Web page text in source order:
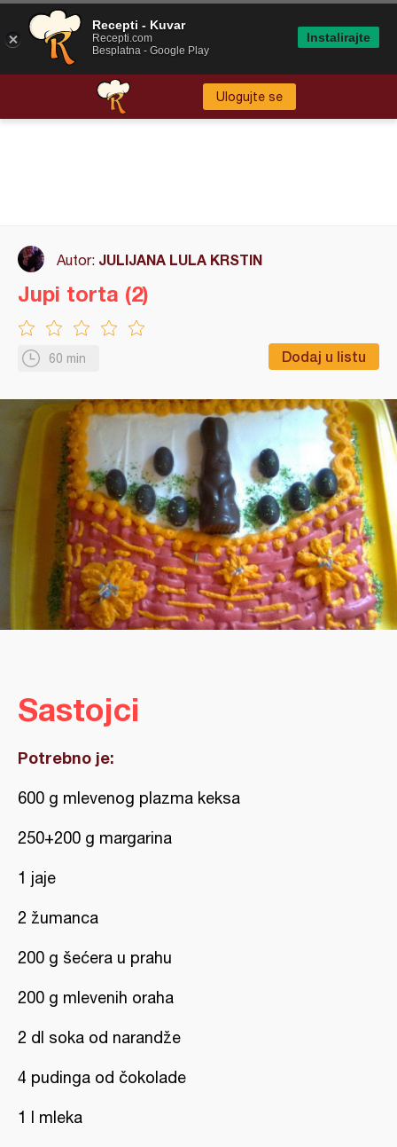
Ulogujte se
Autor: JULIJANA LULA KRSTIN
60 min Dodaj u listu
Jupi torta (2)
Sastojci
Potrebno je:
600 g mlevenog plazma keksa
250+200 g margarina
1 jaje
2 žumanca
200 g šećera u prahu
200 g mlevenih oraha
2 dl soka od narandže
4 pudinga od čokolade
1 l mleka
Recepti - Kuvar
Recepti.com
Besplatna - Google Play
Instalirajte